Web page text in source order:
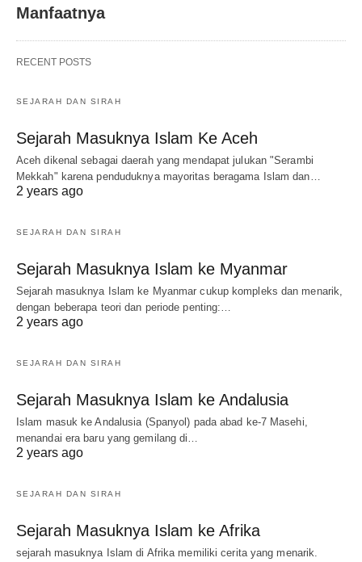
Manfaatnya
RECENT POSTS
SEJARAH DAN SIRAH
Sejarah Masuknya Islam Ke Aceh
Aceh dikenal sebagai daerah yang mendapat julukan "Serambi
Mekkah" karena penduduknya mayoritas beragama Islam dan…
2 years ago
SEJARAH DAN SIRAH
Sejarah Masuknya Islam ke Myanmar
Sejarah masuknya Islam ke Myanmar cukup kompleks dan menarik,
dengan beberapa teori dan periode penting:…
2 years ago
SEJARAH DAN SIRAH
Sejarah Masuknya Islam ke Andalusia
Islam masuk ke Andalusia (Spanyol) pada abad ke-7 Masehi,
menandai era baru yang gemilang di…
2 years ago
SEJARAH DAN SIRAH
Sejarah Masuknya Islam ke Afrika
sejarah masuknya Islam di Afrika memiliki cerita yang menarik.